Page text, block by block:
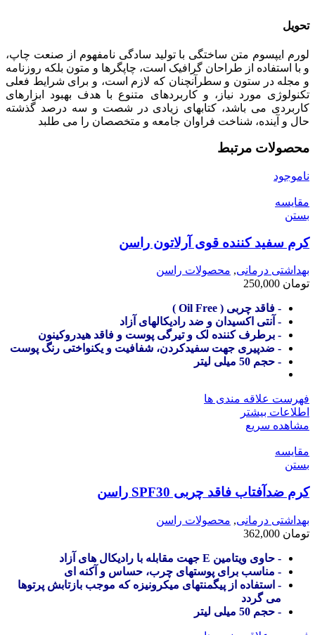
تحویل
لورم ایپسوم متن ساختگی با تولید سادگی نامفهوم از صنعت چاپ،
و با استفاده از طراحان گرافیک است، چاپگرها و متون بلکه روزنامه
و مجله در ستون و سطرآنچنان که لازم است، و برای شرایط فعلی
تکنولوژی مورد نیاز، و کاربردهای متنوع با هدف بهبود ابزارهای
کاربردی می باشد، کتابهای زیادی در شصت و سه درصد گذشته
حال و آینده، شناخت فراوان جامعه و متخصصان را می طلبد
محصولات مرتبط
ناموجود
مقایسه
بستن
کرم سفید کننده قوی آرلاتون راسن
بهداشتی درمانی, محصولات راسن
تومان
- فاقد چربی ( Oil Free )
- آنتی اکسیدان و ضد رادیکالهای آزاد
- برطرف کننده لک و تیرگی پوست و فاقد هیدروکینون
- ضدپیری جهت سفیدکردن، شفافیت و یکنواختی رنگ پوست
- حجم 50 میلی لیتر
فهرست علاقه مندی ها
اطلاعات بیشتر
مشاهده سریع
مقایسه
بستن
کرم ضدآفتاب فاقد چربی SPF30 راسن
بهداشتی درمانی, محصولات راسن
تومان
- حاوی ویتامین E جهت مقابله با رادیکال های آزاد
- مناسب برای پوستهای چرب، حساس و آکنه ای
- استفاده از پیگمنتهای میکرونیزه که موجب بازتابش پرتوها
می گردد
- حجم 50 میلی لیتر